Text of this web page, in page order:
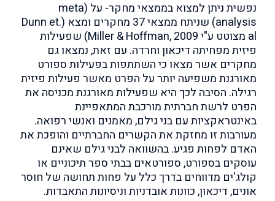
נפשית ניתן למצוא בממצאי מחקר- על (meta
analysis) שניתח ממצאי 37 מחקרים ומצא (Dunn et.
al מצוטט ע"י Miller & Hoffman, 2009) שפעילות
פיזית מפחיתה דיכאון וחרדה. עם זאת, נמצאו גם
מחקרים אשר מצאו כי השתתפות בפעילות ספורט
מאורגנת משפיעה יותר על הפרט מאשר פעילות פיזית
רגילה. הסיבה לכך היא שפעילות מאורגנת מכניסה את
הפרט לרשת חברתית מורכבת המתאפיינת
באינטראקציות עם בני גילם, מאמנים ואנשי רפואה.
מעורבות זו מחזקת את הקשרים החברתיים והופכת את
האדם לפחות פגיע. בהשוואה לבני גילם שאינם
עוסקים בספורט, ספורטאים בבתי ספר תיכוניים או
קולג'ים מדווחים בדרך כלל על פחות תחושה של חוסר
אונים, דיכאון, כוונות אובדניות וניסיונות התאבדות.